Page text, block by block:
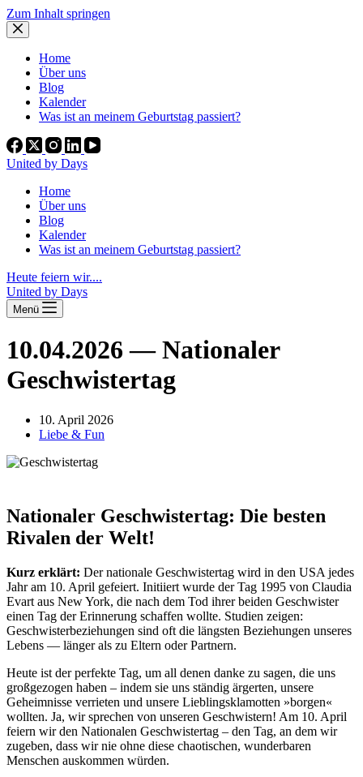
Zum Inhalt springen
Home
Über uns
Blog
Kalender
Was ist an meinem Geburtstag passiert?
United by Days
Home
Über uns
Blog
Kalender
Was ist an meinem Geburtstag passiert?
Heute feiern wir....
United by Days
Menü
10.04.2026 — Nationaler
Geschwistertag
10. April 2026
Liebe & Fun
Nationaler Geschwistertag: Die besten
Rivalen der Welt!
Kurz erklärt: Der nationale Geschwistertag wird in den USA jedes
Jahr am 10. April gefeiert. Initiiert wurde der Tag 1995 von Claudia
Evart aus New York, die nach dem Tod ihrer beiden Geschwister
einen Tag der Erinnerung schaffen wollte. Studien zeigen:
Geschwisterbeziehungen sind oft die längsten Beziehungen unseres
Lebens — länger als zu Eltern oder Partnern.
Heute ist der perfekte Tag, um all denen danke zu sagen, die uns
großgezogen haben – indem sie uns ständig ärgerten, unsere
Geheimnisse verrieten und unsere Lieblingsklamotten »borgen«
wollten. Ja, wir sprechen von unseren Geschwistern! Am 10. April
feiern wir den Nationalen Geschwistertag – den Tag, an dem wir
zugeben, dass wir nie ohne diese chaotischen, wunderbaren
Menschen auskommen würden.